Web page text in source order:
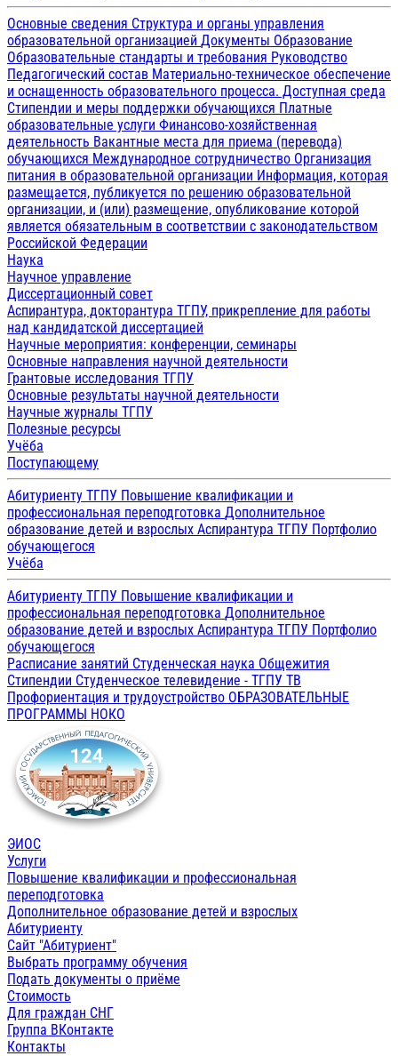
Основные сведения Структура и органы управления
образовательной организацией Документы Образование
Образовательные стандарты и требования Руководство
Педагогический состав Материально-техническое обеспечение
и оснащенность образовательного процесса. Доступная среда
Стипендии и меры поддержки обучающихся Платные
образовательные услуги Финансово-хозяйственная
деятельность Вакантные места для приема (перевода)
обучающихся Международное сотрудничество Организация
питания в образовательной организации Информация, которая
размещается, публикуется по решению образовательной
организации, и (или) размещение, опубликование которой
является обязательным в соответствии с законодательством
Российской Федерации
Наука
Научное управление
Диссертационный совет
Аспирантура, докторантура ТГПУ, прикрепление для работы
над кандидатской диссертацией
Научные мероприятия: конференции, семинары
Основные направления научной деятельности
Грантовые исследования ТГПУ
Основные результаты научной деятельности
Научные журналы ТГПУ
Полезные ресурсы
Учёба
Поступающему
Абитуриенту ТГПУ Повышение квалификации и
профессиональная переподготовка Дополнительное
образование детей и взрослых Аспирантура ТГПУ Портфолио
обучающегося
Учёба
Абитуриенту ТГПУ Повышение квалификации и
профессиональная переподготовка Дополнительное
образование детей и взрослых Аспирантура ТГПУ Портфолио
обучающегося
Расписание занятий Студенческая наука Общежития
Стипендии Студенческое телевидение - ТГПУ ТВ
Профориентация и трудоустройство ОБРАЗОВАТЕЛЬНЫЕ
ПРОГРАММЫ НОКО
ЭИОС
Услуги
Повышение квалификации и профессиональная
переподготовка
Дополнительное образование детей и взрослых
Абитуриенту
Сайт "Абитуриент"
Выбрать программу обучения
Подать документы о приёме
Стоимость
Для граждан СНГ
Группа ВКонтакте
Контакты